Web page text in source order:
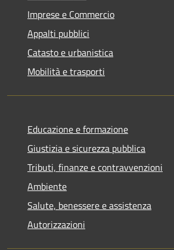
Imprese e Commercio
Appalti pubblici
Catasto e urbanistica
Mobilità e trasporti
Educazione e formazione
Giustizia e sicurezza pubblica
Tributi, finanze e contravvenzioni
Ambiente
Salute, benessere e assistenza
Autorizzazioni